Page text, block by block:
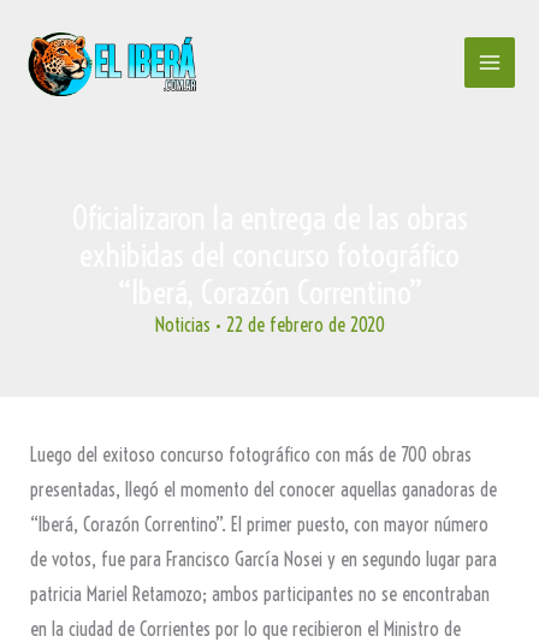
contenido
Noticias • 22 de febrero de 2020
Luego del exitoso concurso fotográfico con más de 700 obras
presentadas, llegó el momento del conocer aquellas ganadoras de
“Iberá, Corazón Correntino”. El primer puesto, con mayor número
de votos, fue para Francisco García Nosei y en segundo lugar para
patricia Mariel Retamozo; ambos participantes no se encontraban
en la ciudad de Corrientes por lo que recibieron el Ministro de